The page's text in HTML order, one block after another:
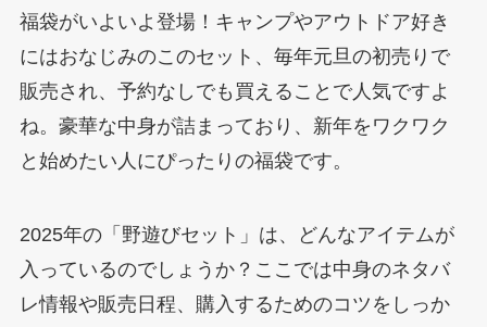
福袋がいよいよ登場！キャンプやアウトドア好き
にはおなじみのこのセット、毎年元旦の初売りで
販売され、予約なしでも買えることで人気ですよ
ね。豪華な中身が詰まっており、新年をワクワク
と始めたい人にぴったりの福袋です。
2025年の「野遊びセット」は、どんなアイテムが
入っているのでしょうか？ここでは中身のネタバ
レ情報や販売日程、購入するためのコツをしっか